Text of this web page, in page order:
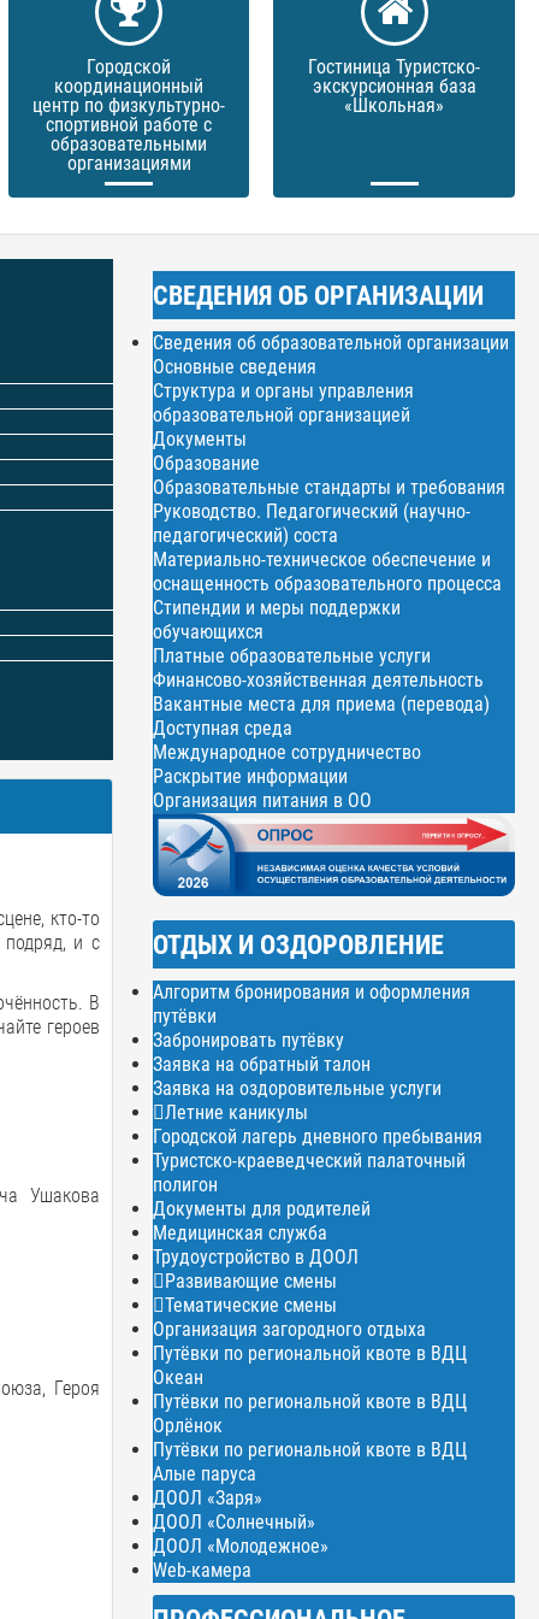
Городской
координационный
центр по физкультурно-
спортивной работе с
образовательными
организациями
Гостиница Туристско-
экскурсионная база
«Школьная»
кто-то
подряд, и с
В
героев
Ушакова
Героя
СВЕДЕНИЯ ОБ ОРГАНИЗАЦИИ
Сведения об образовательной организации
Основные сведения
Структура и органы управления
образовательной организацией
Документы
Образование
Образовательные стандарты и требования
Руководство. Педагогический (научно-
педагогический) соста
Материально-техническое обеспечение и
оснащенность образовательного процесса
Стипендии и меры поддержки
обучающихся
Платные образовательные услуги
Финансово-хозяйственная деятельность
Вакантные места для приема (перевода)
Доступная среда
Международное сотрудничество
Раскрытие информации
Организация питания в ОО
ОТДЫХ И ОЗДОРОВЛЕНИЕ
Алгоритм бронирования и оформления
путёвки
Забронировать путёвку
Заявка на обратный талон
Заявка на оздоровительные услуги
Летние каникулы
Городской лагерь дневного пребывания
Туристско-краеведческий палаточный
полигон
Документы для родителей
Медицинская служба
Трудоустройство в ДООЛ
Развивающие смены
Тематические смены
Организация загородного отдыха
Путёвки по региональной квоте в ВДЦ
Океан
Путёвки по региональной квоте в ВДЦ
Орлёнок
Путёвки по региональной квоте в ВДЦ
Алые паруса
ДООЛ «Заря»
ДООЛ «Солнечный»
ДООЛ «Молодежное»
Web-камера